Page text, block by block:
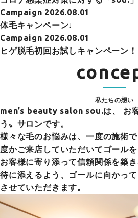
Campaign 2026.08.01
体毛キャンペーン♩
Campaign 2026.08.01
ヒゲ脱毛初回お試しキャンペーン！
私たちの想い
men’s beauty salon sou.は、
お
う〟サロンです。
様々な毛のお悩みは、一度の施術
度かご来店していただいてゴール
お客様に寄り添って信頼関係を築
待に添えるよう、ゴールに向かっ
させていただきます。